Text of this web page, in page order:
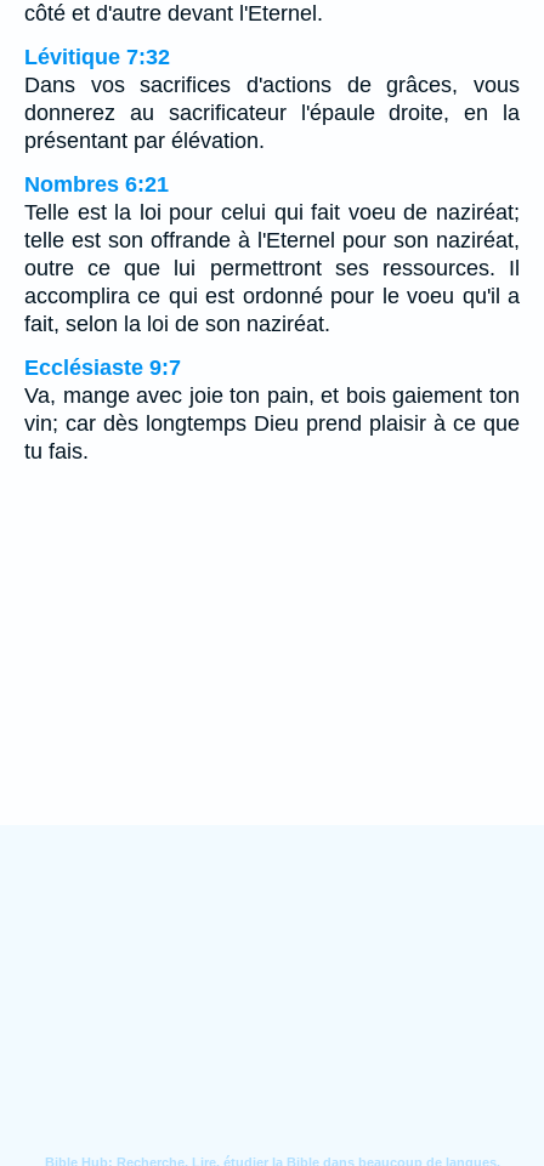
côté et d'autre devant l'Eternel.
Lévitique 7:32
Dans vos sacrifices d'actions de grâces, vous
donnerez au sacrificateur l'épaule droite, en la
présentant par élévation.
Nombres 6:21
Telle est la loi pour celui qui fait voeu de naziréat;
telle est son offrande à l'Eternel pour son naziréat,
outre ce que lui permettront ses ressources. Il
accomplira ce qui est ordonné pour le voeu qu'il a
fait, selon la loi de son naziréat.
Ecclésiaste 9:7
Va, mange avec joie ton pain, et bois gaiement ton
vin; car dès longtemps Dieu prend plaisir à ce que
tu fais.